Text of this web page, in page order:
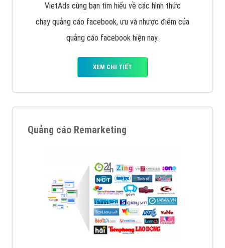
VietAds cùng bạn tìm hiểu về các hình thức
chạy quảng cáo facebook, ưu và nhược điểm của
quảng cáo facebook hiện nay.
XEM CHI TIẾT
Quảng cáo Remarketing